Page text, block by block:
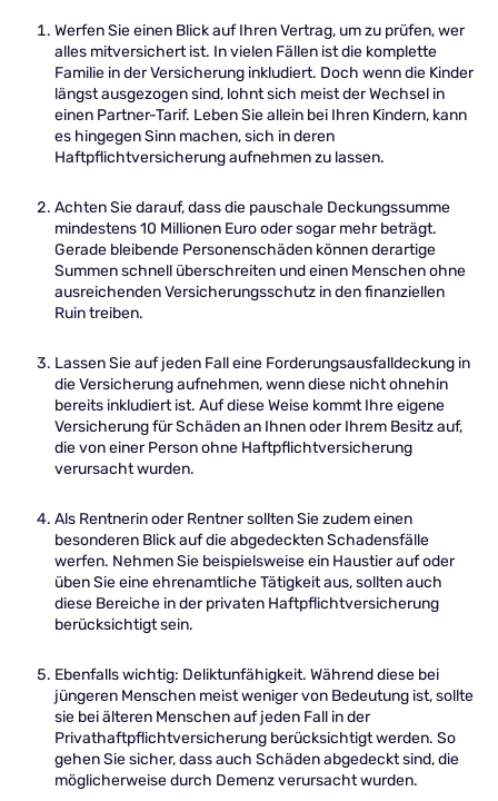
Werfen Sie einen Blick auf Ihren Vertrag, um zu prüfen, wer
alles mitversichert ist. In vielen Fällen ist die komplette
Familie in der Versicherung inkludiert. Doch wenn die Kinder
längst ausgezogen sind, lohnt sich meist der Wechsel in
einen Partner-Tarif. Leben Sie allein bei Ihren Kindern, kann
es hingegen Sinn machen, sich in deren
Haftpflichtversicherung aufnehmen zu lassen.
Achten Sie darauf, dass die pauschale Deckungssumme
mindestens 10 Millionen Euro oder sogar mehr beträgt.
Gerade bleibende Personenschäden können derartige
Summen schnell überschreiten und einen Menschen ohne
ausreichenden Versicherungsschutz in den finanziellen
Ruin treiben.
Lassen Sie auf jeden Fall eine Forderungsausfalldeckung in
die Versicherung aufnehmen, wenn diese nicht ohnehin
bereits inkludiert ist. Auf diese Weise kommt Ihre eigene
Versicherung für Schäden an Ihnen oder Ihrem Besitz auf,
die von einer Person ohne Haftpflichtversicherung
verursacht wurden.
Als Rentnerin oder Rentner sollten Sie zudem einen
besonderen Blick auf die abgedeckten Schadensfälle
werfen. Nehmen Sie beispielsweise ein Haustier auf oder
üben Sie eine ehrenamtliche Tätigkeit aus, sollten auch
diese Bereiche in der privaten Haftpflichtversicherung
berücksichtigt sein.
Ebenfalls wichtig: Deliktunfähigkeit. Während diese bei
jüngeren Menschen meist weniger von Bedeutung ist, sollte
sie bei älteren Menschen auf jeden Fall in der
Privathaftpflichtversicherung berücksichtigt werden. So
gehen Sie sicher, dass auch Schäden abgedeckt sind, die
möglicherweise durch Demenz verursacht wurden.